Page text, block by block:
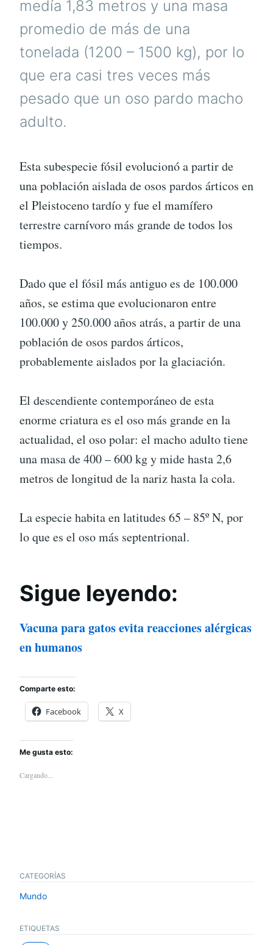
medía 1,83 metros y una masa
promedio de más de una
tonelada (1200 – 1500 kg), por lo
que era casi tres veces más
pesado que un oso pardo macho
adulto.
Esta subespecie fósil evolucionó a partir de
una población aislada de osos pardos árticos en
el Pleistoceno tardío y fue el mamífero
terrestre carnívoro más grande de todos los
tiempos.
Dado que el fósil más antiguo es de 100.000
años, se estima que evolucionaron entre
100.000 y 250.000 años atrás, a partir de una
población de osos pardos árticos,
probablemente aislados por la glaciación.
El descendiente contemporáneo de esta
enorme criatura es el oso más grande en la
actualidad, el oso polar: el macho adulto tiene
una masa de 400 – 600 kg y mide hasta 2,6
metros de longitud de la nariz hasta la cola.
La especie habita en latitudes 65 – 85º N, por
lo que es el oso más septentrional.
Sigue leyendo:
Vacuna para gatos evita reacciones alérgicas
en humanos
Comparte esto:
Facebook X
Me gusta esto:
Cargando...
CATEGORÍAS
Mundo
ETIQUETAS